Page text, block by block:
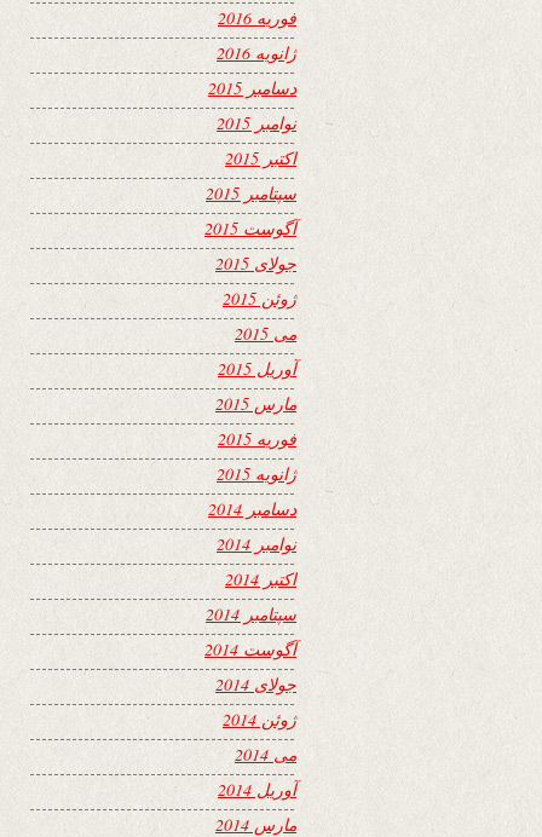
فوریه 2016
ژانویه 2016
دسامبر 2015
نوامبر 2015
اکتبر 2015
سپتامبر 2015
آگوست 2015
جولای 2015
ژوئن 2015
می 2015
آوریل 2015
مارس 2015
فوریه 2015
ژانویه 2015
دسامبر 2014
نوامبر 2014
اکتبر 2014
سپتامبر 2014
آگوست 2014
جولای 2014
ژوئن 2014
می 2014
آوریل 2014
مارس 2014